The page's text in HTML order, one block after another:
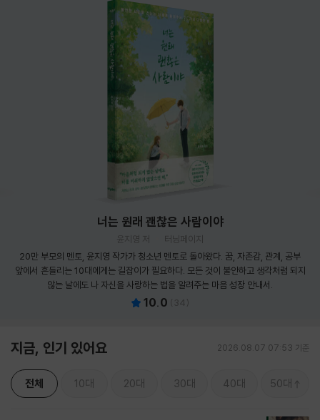
너는 원래 괜찮은 사람이야
윤지영 저
터닝페이지
20만 부모의 멘토, 윤지영 작가가 청소년 멘토로 돌아왔다. 꿈, 자존감, 관계, 공부
앞에서 흔들리는 10대에게는 길잡이가 필요하다. 모든 것이 불안하고 생각처럼 되지
않는 날에도 나 자신을 사랑하는 법을 알려주는 마음 성장 안내서.
10.0 ( 34 )
지금, 인기 있어요 2026.08.07 07:53 기준
전체 10대 20대 30대 40대 50대